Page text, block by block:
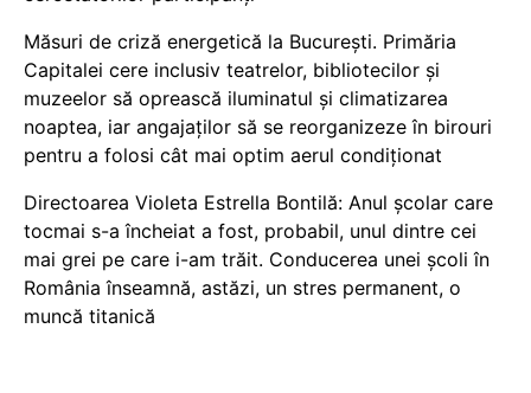
Măsuri de criză energetică la București. Primăria
Capitalei cere inclusiv teatrelor, bibliotecilor și
muzeelor să oprească iluminatul și climatizarea
noaptea, iar angajaților să se reorganizeze în birouri
pentru a folosi cât mai optim aerul condiționat
Directoarea Violeta Estrella Bontilă: Anul școlar care
tocmai s-a încheiat a fost, probabil, unul dintre cei
mai grei pe care i-am trăit. Conducerea unei școli în
România înseamnă, astăzi, un stres permanent, o
muncă titanică